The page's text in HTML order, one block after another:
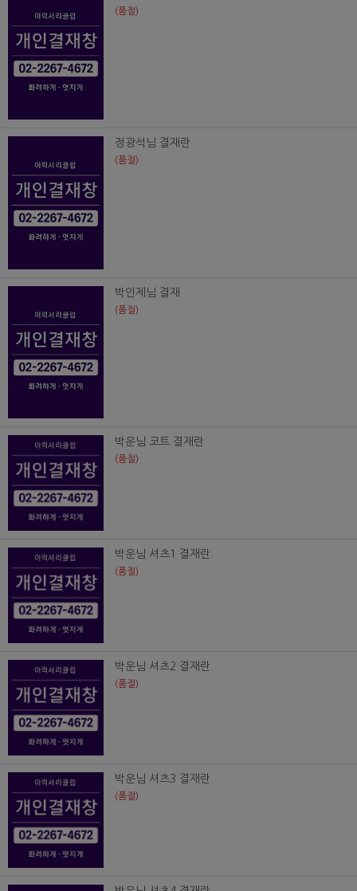
(품절)
정광석님 결재란
(품절)
박인제님 결재
(품절)
박운님 코트 결재란
(품절)
박운님 셔츠1 결재란.
(품절)
박운님 셔츠2 결재란.
(품절)
박운님 셔츠3 결재란.
(품절)